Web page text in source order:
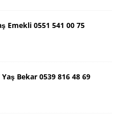
Emekli 0551 541 00 75
Bekar 0539 816 48 69